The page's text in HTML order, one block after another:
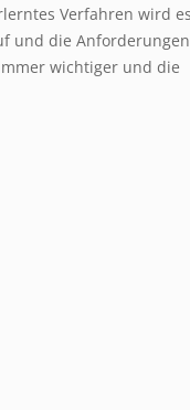
Verfahren wird es
und die Anforderungen
wichtiger und die